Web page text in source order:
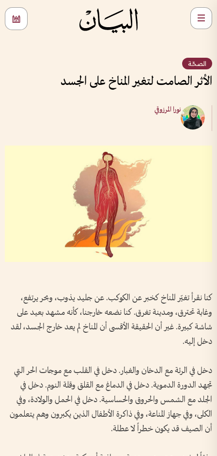
الصحّة
الأثر الصامت لتغير المناخ على الجسد
نورا المرزوقي
كنا نقرأ تغيّر المناخ كخبر عن الكوكب. عن جليد يذوب، وبحر يرتفع،
وغابة تحترق، ومدينة تغرق. كنا نضعه خارجنا، كأنه مشهد بعيد على
شاشة كبيرة. غير أن الحقيقة الأقسى أن المناخ لم يعد خارج الجسد، لقد
دخل إليه.
دخل في الرئة مع الدخان والغبار. دخل في القلب مع موجات الحر التي
تجهد الدورة الدموية. دخل في الدماغ مع القلق وقلة النوم. دخل في
الجلد مع الشمس والحروق والحساسية. دخل في الحمل والولادة، وفي
الكلى، وفي جهاز المناعة، وفي ذاكرة الأطفال الذين يكبرون وهم يتعلمون
أن الصيف قد يكون خطراً لا عطلة.